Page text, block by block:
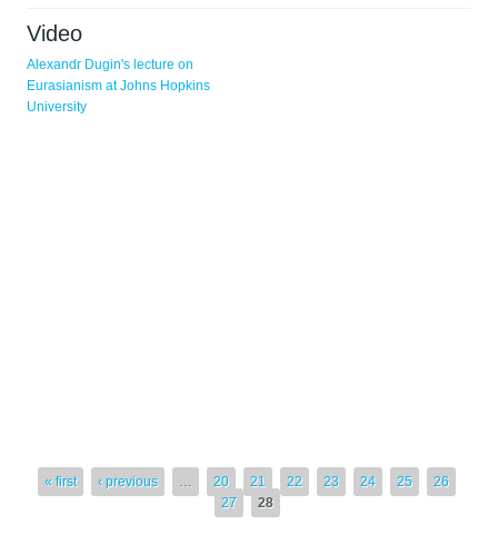
Video
Alexandr Dugin's lecture on
Eurasianism at Johns Hopkins
University
Sivut
« first ‹ previous … 20 21 22 23 24 25
26
27
28